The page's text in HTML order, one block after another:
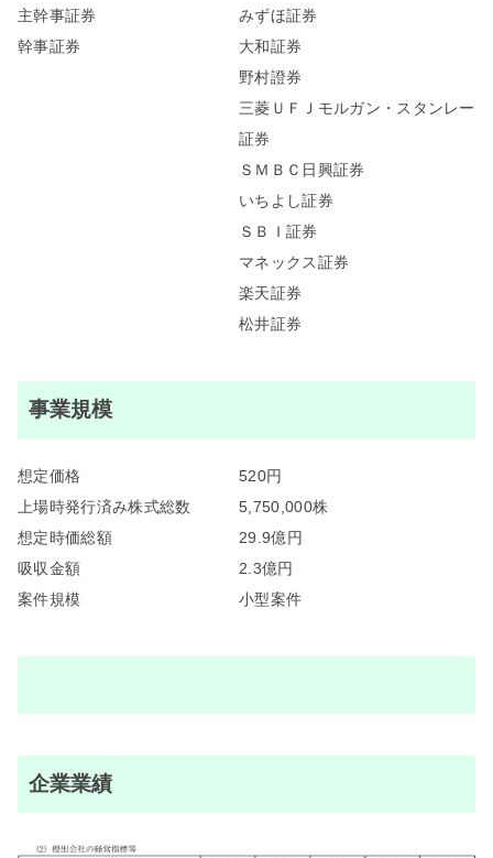
主幹事証券
みずほ証券
幹事証券
大和証券
野村證券
三菱ＵＦＪモルガン・スタンレー
証券
ＳＭＢＣ日興証券
いちよし証券
ＳＢＩ証券
マネックス証券
楽天証券
松井証券
事業規模
想定価格
520円
上場時発行済み株式総数
5,750,000株
想定時価総額
29.9億円
吸収金額
2.3億円
案件規模
小型案件
企業業績